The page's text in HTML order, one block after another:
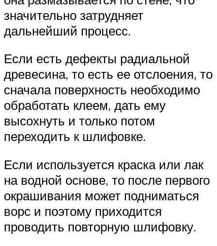
значительно затрудняет
дальнейший процесс.
Если есть дефекты радиальной
древесина, то есть ее отслоения, то
сначала поверхность необходимо
обработать клеем, дать ему
высохнуть и только потом
переходить к шлифовке.
Если используется краска или лак
на водной основе, то после первого
окрашивания может подниматься
ворс и поэтому приходится
проводить повторную шлифовку.